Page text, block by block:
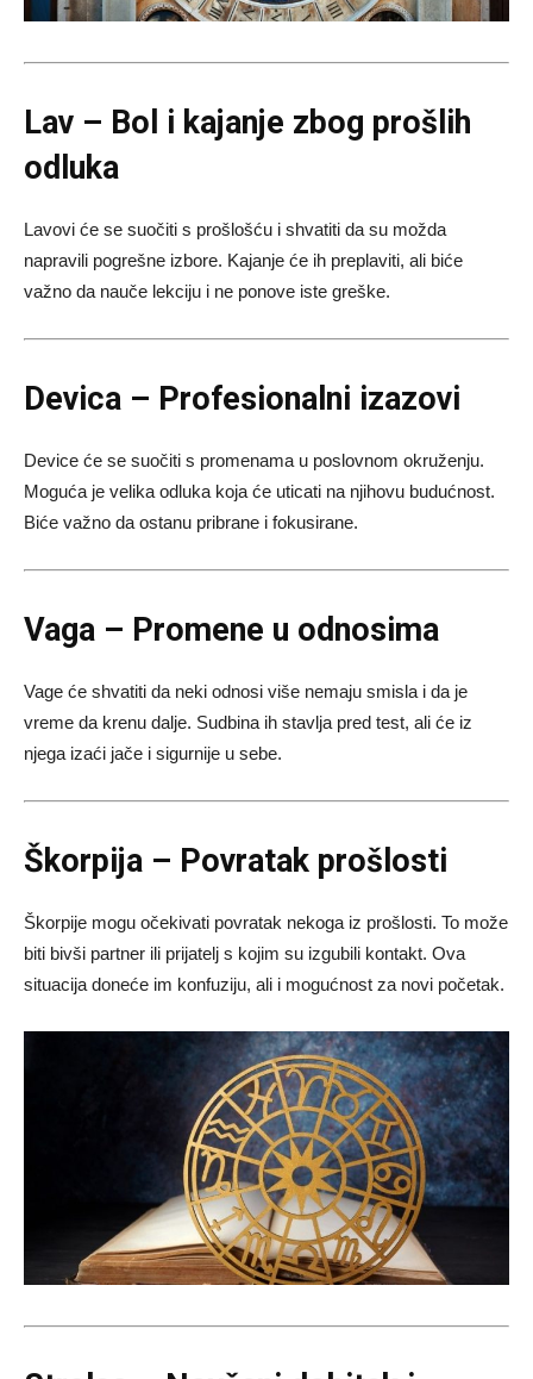
Lav – Bol i kajanje zbog prošlih
odluka
Lavovi će se suočiti s prošlošću i shvatiti da su možda
napravili pogrešne izbore. Kajanje će ih preplaviti, ali biće
važno da nauče lekciju i ne ponove iste greške.
Devica – Profesionalni izazovi
Device će se suočiti s promenama u poslovnom okruženju.
Moguća je velika odluka koja će uticati na njihovu budućnost.
Biće važno da ostanu pribrane i fokusirane.
Vaga – Promene u odnosima
Vage će shvatiti da neki odnosi više nemaju smisla i da je
vreme da krenu dalje. Sudbina ih stavlja pred test, ali će iz
njega izaći jače i sigurnije u sebe.
Škorpija – Povratak prošlosti
Škorpije mogu očekivati povratak nekoga iz prošlosti. To može
biti bivši partner ili prijatelj s kojim su izgubili kontakt. Ova
situacija doneće im konfuziju, ali i mogućnost za novi početak.